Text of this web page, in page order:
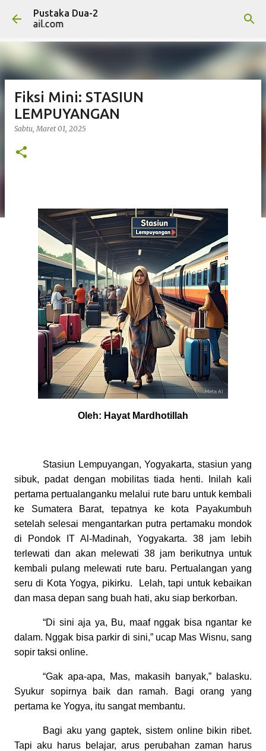
Langsung ke konten utama
Pustaka Dua-2
Fiksi Mini: STASIUN
LEMPUYANGAN
Sabtu, Maret 01, 2025
Oleh: Hayat Mardhotillah
Stasiun Lempuyangan, Yogyakarta, stasiun yang
sibuk, padat dengan mobilitas tiada henti. Inilah kali
pertama pertualanganku melalui rute baru untuk kembali
ke Sumatera Barat, tepatnya ke kota Payakumbuh
setelah selesai mengantarkan putra pertamaku mondok
di Pondok IT Al-Madinah, Yogyakarta. 38 jam lebih
terlewati dan akan melewati 38 jam berikutnya untuk
kembali pulang melewati rute baru. Pertualangan yang
seru di Kota Yogya, pikirku. Lelah, tapi untuk kebaikan
dan masa depan sang buah hati, aku siap berkorban.
“Di sini aja ya, Bu, maaf nggak bisa ngantar ke
dalam. Nggak bisa parkir di sini,” ucap Mas Wisnu, sang
sopir taksi online.
“Gak apa-apa, Mas, makasih banyak,” balasku.
Syukur sopirnya baik dan ramah. Bagi orang yang
pertama ke Yogya, itu sangat membantu.
Bagi aku yang gaptek, sistem online bikin ribet.
Tapi aku harus belajar, arus perubahan zaman harus